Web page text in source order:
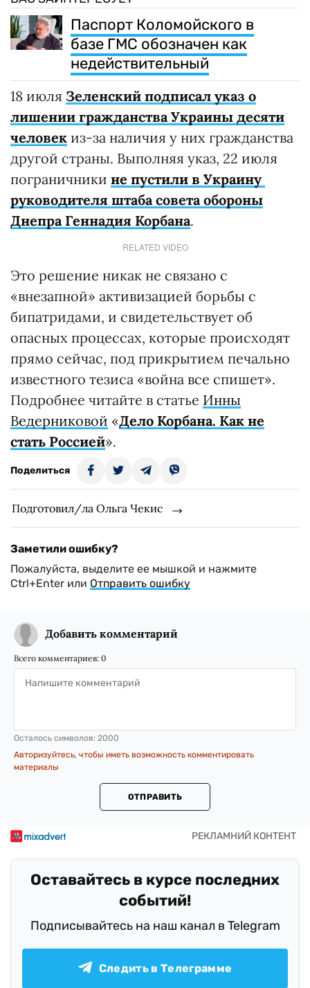
Паспорт Коломойского в
базе ГМС обозначен как
недействительный
18 июля Зеленский подписал указ о
лишении гражданства Украины десяти
человек из-за наличия у них гражданства
другой страны. Выполняя указ, 22 июля
пограничники не пустили в Украину
руководителя штаба совета обороны
Днепра Геннадия Корбана.
RELATED VIDEO
Это решение никак не связано с
«внезапной» активизацией борьбы с
бипатридами, и свидетельствует об
опасных процессах, которые происходят
прямо сейчас, под прикрытием печально
известного тезиса «война все спишет».
Подробнее читайте в статье Инны
Ведерниковой «Дело Корбана. Как не
стать Россией».
Поделиться
Подготовил/ла Ольга Чекис
Заметили ошибку?
Пожалуйста, выделите ее мышкой и нажмите
Ctrl+Enter или Отправить ошибку
Добавить комментарий
Всего комментариев: 0
Осталось символов: 2000
Авторизуйтесь, чтобы иметь возможность комментировать
материалы
ОТПРАВИТЬ
Оставайтесь в курсе последних
событий!
Подписывайтесь на наш канал в Telegram
Следить в Телеграмме